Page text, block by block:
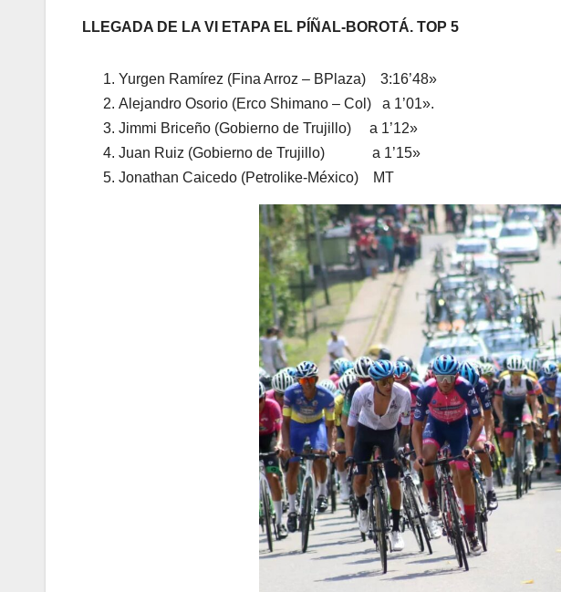
LLEGADA DE LA VI ETAPA EL PÍÑAL-BOROTÁ. TOP 5
Yurgen Ramírez (Fina Arroz – BPlaza) 3:16’48»
Alejandro Osorio (Erco Shimano – Col) a 1’01».
Jimmi Briceño (Gobierno de Trujillo) a 1’12»
Juan Ruiz (Gobierno de Trujillo) a 1’15»
Jonathan Caicedo (Petrolike-México) MT